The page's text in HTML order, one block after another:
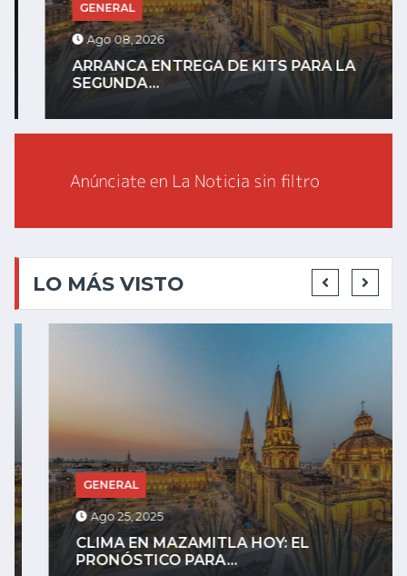
GENERAL
Ago 08, 2026
ARRANCA ENTREGA DE KITS PARA LA
SEGUNDA...
LO MÁS VISTO
GENERAL
Ago 25, 2025
CLIMA EN MAZAMITLA HOY: EL
PRONÓSTICO PARA...